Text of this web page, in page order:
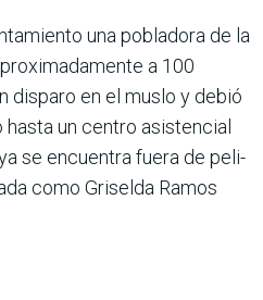
una pobladora de la
a 100
disparo en el muslo y debió
un centro asistencial
se encuentra fuera de peli­
como Griselda Ramos